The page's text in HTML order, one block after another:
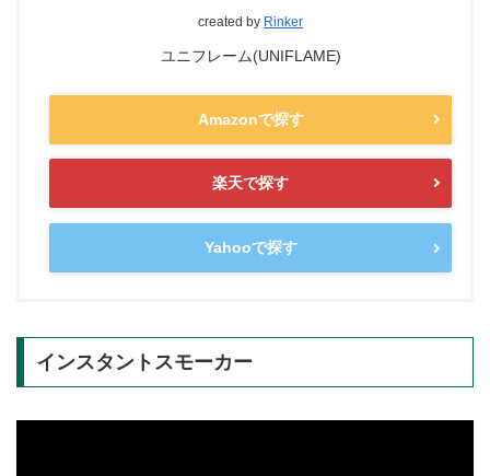
created by Rinker
ユニフレーム(UNIFLAME)
Amazonで探す
楽天で探す
Yahooで探す
インスタントスモーカー